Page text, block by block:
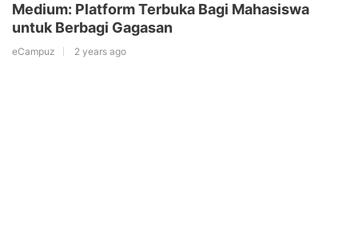
Medium: Platform Terbuka Bagi Mahasiswa
untuk Berbagi Gagasan
eCampuz 2 years ago